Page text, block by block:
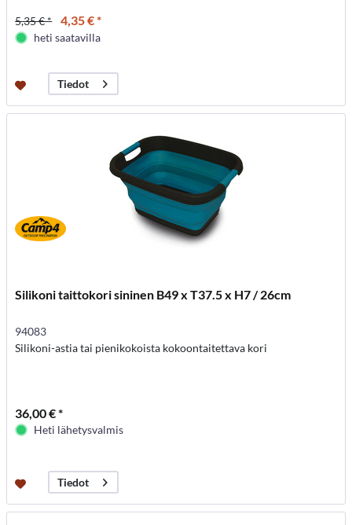
5,35 € * 4,35 € *
heti saatavilla
Tiedot
Silikoni taittokori sininen B49 x T37.5 x H7 / 26cm
94083
Silikoni-astia tai pienikokoista kokoontaitettava kori
36,00 € *
Heti lähetysvalmis
Tiedot